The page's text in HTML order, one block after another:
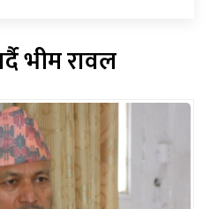
भीम रावल